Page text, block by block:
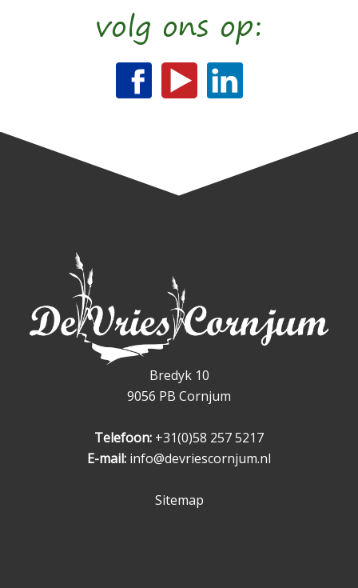
volg ons op:
Bredyk 10
9056 PB Cornjum
Telefoon: +31(0)58 257 5217
E-mail: info@devriescornjum.nl
Sitemap